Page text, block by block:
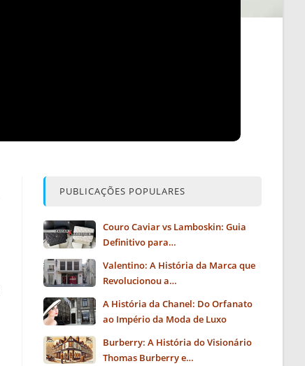
PUBLICAÇÕES POPULARES
Couro Caviar vs Lamboskin: Guia
Definitivo para…
Valentino: A História da Marca que
Revolucionou a…
A História da Chanel: Do Orfanato
ao Império da Moda de Luxo
Burberry: A História do Visionário
Thomas Burberry e…